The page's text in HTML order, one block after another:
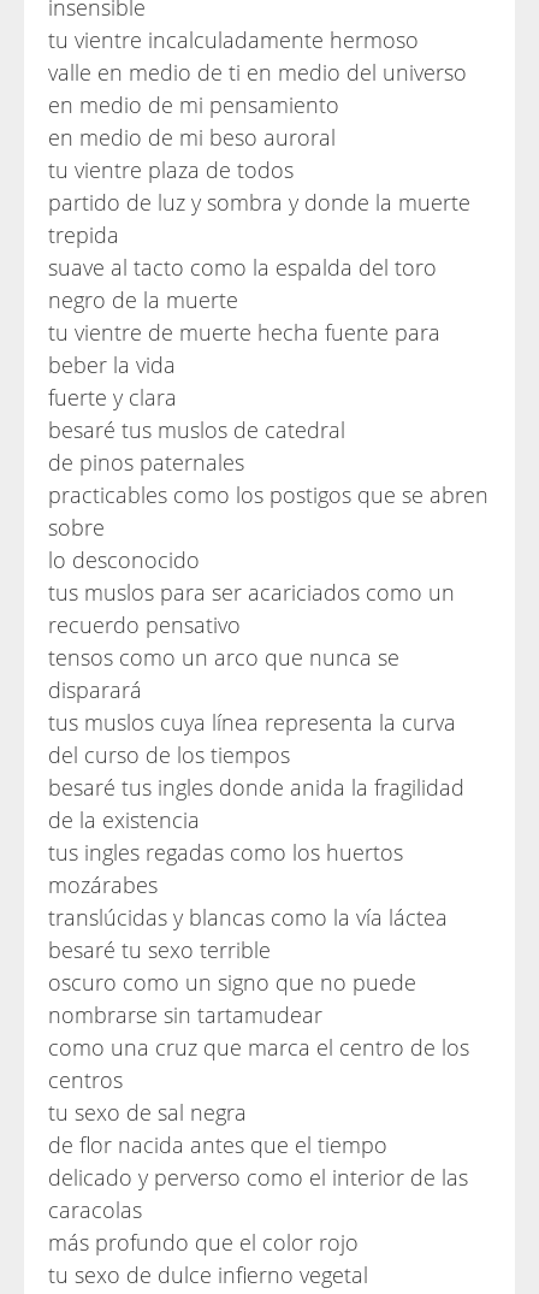
insensible
tu vientre incalculadamente hermoso
valle en medio de ti en medio del universo
en medio de mi pensamiento
en medio de mi beso auroral
tu vientre plaza de todos
partido de luz y sombra y donde la muerte
trepida
suave al tacto como la espalda del toro
negro de la muerte
tu vientre de muerte hecha fuente para
beber la vida
fuerte y clara
besaré tus muslos de catedral
de pinos paternales
practicables como los postigos que se abren
sobre
lo desconocido
tus muslos para ser acariciados como un
recuerdo pensativo
tensos como un arco que nunca se
disparará
tus muslos cuya línea representa la curva
del curso de los tiempos
besaré tus ingles donde anida la fragilidad
de la existencia
tus ingles regadas como los huertos
mozárabes
translúcidas y blancas como la vía láctea
besaré tu sexo terrible
oscuro como un signo que no puede
nombrarse sin tartamudear
como una cruz que marca el centro de los
centros
tu sexo de sal negra
de flor nacida antes que el tiempo
delicado y perverso como el interior de las
caracolas
más profundo que el color rojo
tu sexo de dulce infierno vegetal